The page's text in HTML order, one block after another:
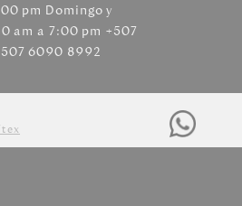
pm Domingo y
am a 7:00 pm +507
6090 8992